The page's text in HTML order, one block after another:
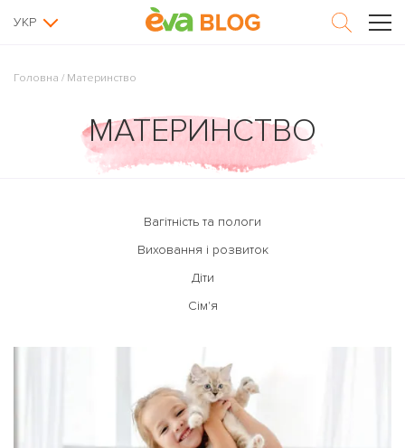
УКР
Головна / Материнство
МАТЕРИНСТВО
Вагітність та пологи
Виховання і розвиток
Діти
Сім'я